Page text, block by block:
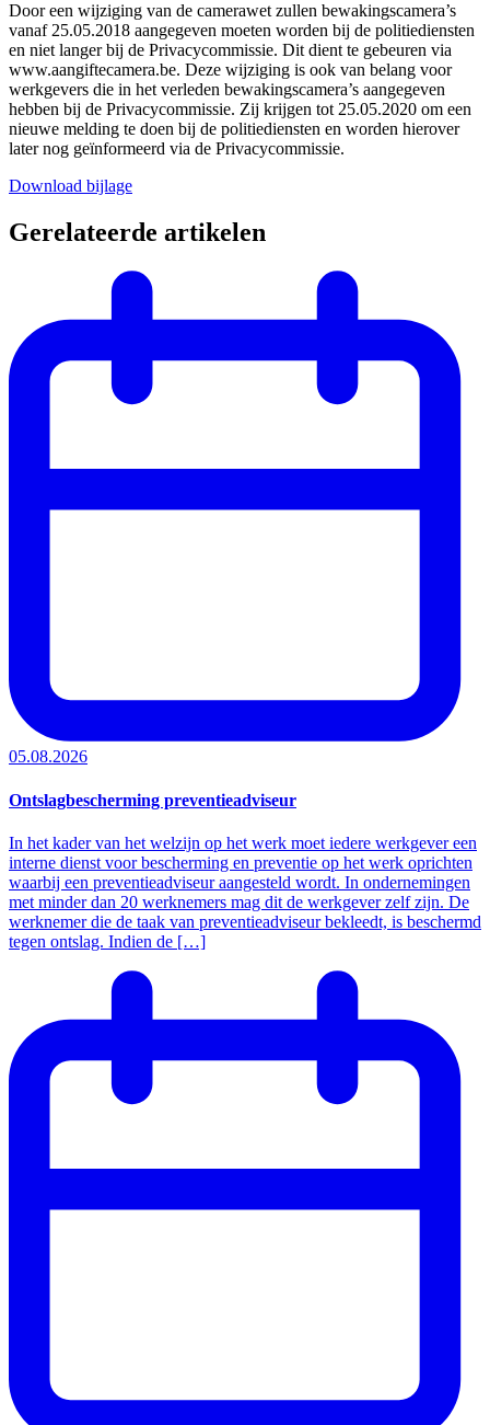
Door een wijziging van de camerawet zullen bewakingscamera’s
vanaf 25.05.2018 aangegeven moeten worden bij de politiediensten
en niet langer bij de Privacycommissie. Dit dient te gebeuren via
www.aangiftecamera.be. Deze wijziging is ook van belang voor
werkgevers die in het verleden bewakingscamera’s aangegeven
hebben bij de Privacycommissie. Zij krijgen tot 25.05.2020 om een
nieuwe melding te doen bij de politiediensten en worden hierover
later nog geïnformeerd via de Privacycommissie.
Download bijlage
Gerelateerde artikelen
05.08.2026
Ontslagbescherming preventieadviseur
In het kader van het welzijn op het werk moet iedere werkgever een
interne dienst voor bescherming en preventie op het werk oprichten
waarbij een preventieadviseur aangesteld wordt. In ondernemingen
met minder dan 20 werknemers mag dit de werkgever zelf zijn. De
werknemer die de taak van preventieadviseur bekleedt, is beschermd
tegen ontslag. Indien de […]